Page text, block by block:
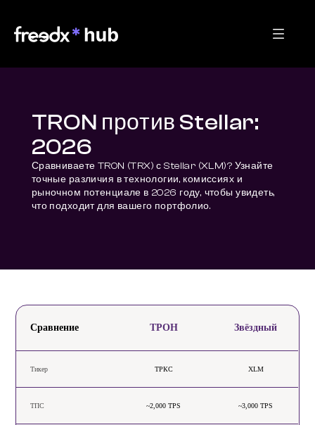
TRON против Stellar:
2026
Сравниваете TRON (TRX) с Stellar (XLM)? Узнайте
точные различия в технологии, комиссиях и
рыночном потенциале в 2026 году, чтобы увидеть,
что подходит для вашего портфолио.
Сравнение ТРОН Звёздный
Тикер ТРКС XLM
ТПС ~2,000 TPS ~3,000 TPS